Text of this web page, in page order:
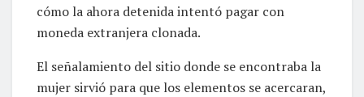
cómo la ahora detenida intentó pagar con
moneda extranjera clonada.
El señalamiento del sitio donde se encontraba la
mujer sirvió para que los elementos se acercaran,